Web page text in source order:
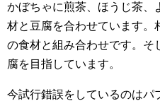
かぼちゃに煎茶、ほうじ茶、
材と豆腐を合わせています。
の食材と組み合わせです。そ
腐を目指しています。
今試行錯誤をしているのはパ